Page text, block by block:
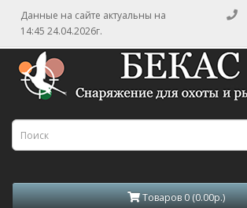
Данные на сайте актуальны на
14:45 24.04.2026г.
Товаров 0 (0.00р.)